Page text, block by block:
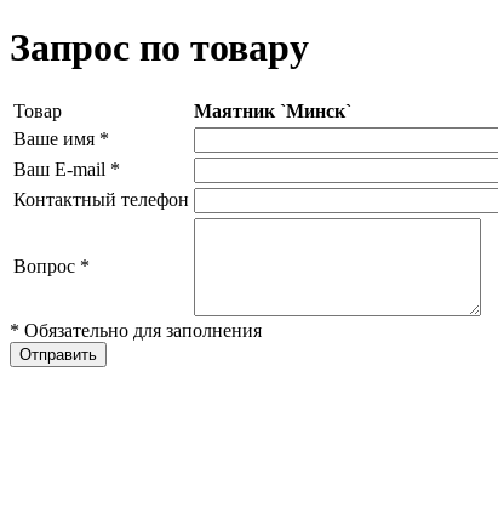
Запрос по товару
Товар
Маятник `Минск`
Ваше имя *
Ваш E-mail *
Контактный телефон
Вопрос *
* Обязательно для заполнения
Отправить